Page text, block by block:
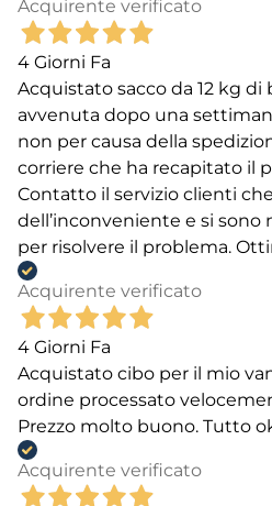
Acquirente verificato
4 Giorni Fa
Acquistato sacco da 12 kg
avvenuta dopo una
non per causa della
corriere che ha recapitato il
Contatto il servizio clienti
dell’inconveniente e si sono
per risolvere il problema.
Acquirente verificato
4 Giorni Fa
Acquistato cibo per il mio
ordine processato
Prezzo molto buono. Tutto
Acquirente verificato